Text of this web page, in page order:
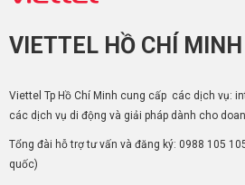
VIETTEL HỒ CHÍ MINH
Viettel Tp Hồ Chí Minh cung cấp các dịch vụ:
các dịch vụ di động và giải pháp dành cho
Tổng đài hỗ trợ tư vấn và đăng ký: 0988 105
quốc)